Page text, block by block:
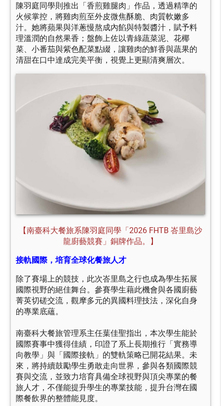
陳羽庭同學則推出「香煎雞腿肉」作品，透過精準的
火候掌控，將雞肉煎至外皮微焦酥脆、肉質軟嫩多
汁。她將蘋果與洋蔥慢熬成內餡與特製醬汁，賦予料
理溫潤的自然果香；盤飾上佐以青綠蔬菜泥、花椰
菜、小番茄與紫色配菜點綴，讓雞肉的鮮香與蔬果的
清甜在口中達成完美平衡，視覺上更顯清爽層次。
【南臺科大餐旅系陳羽庭同學「2026 FHTB 峇里島沙
龍廚藝競賽」銅牌作品。】
接軌國際，培育全球化餐旅人才
除了賽場上的競技，此次峇里島之行也成為學生拓展
國際視野的絕佳舞台。參賽學生藉此機會與各國廚藝
菁英切磋交流，觀摩多元的異國料理技法，深化自身
的專業底蘊。
南臺科大餐旅管理系主任葉佳聖指出，本次學生能於
國際賽事中獲得佳績，印證了系上長期推行「實務導
向教學」與「國際接軌」的雙軌策略已開花結果。未
來，將持續鼓勵學生勇敢走向世界，參與各類國際競
賽與交流，並致力培育具備全球視野與頂尖專業的餐
旅人才，不僅能提升學生的專業技能，提升台灣在國
際餐飲界的整體能見度。